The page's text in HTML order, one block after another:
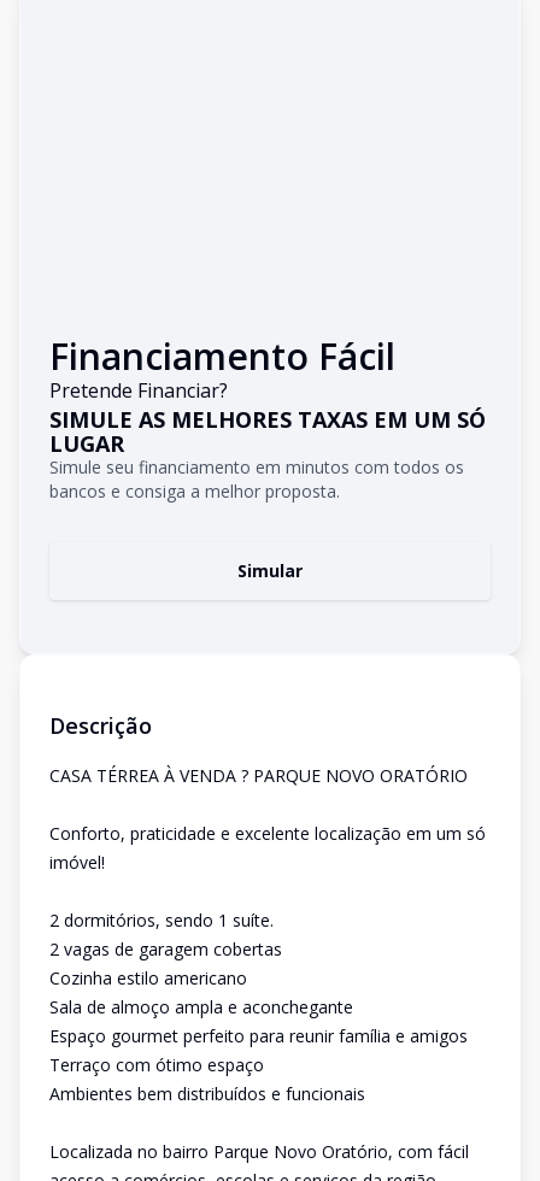
Financiamento Fácil
Pretende Financiar?
SIMULE AS MELHORES TAXAS EM UM SÓ
LUGAR
Simule seu financiamento em minutos com todos os
bancos e consiga a melhor proposta.
Simular
Descrição
CASA TÉRREA À VENDA ? PARQUE NOVO ORATÓRIO
Conforto, praticidade e excelente localização em um só
imóvel!
2 dormitórios, sendo 1 suíte.
2 vagas de garagem cobertas
Cozinha estilo americano
Sala de almoço ampla e aconchegante
Espaço gourmet perfeito para reunir família e amigos
Terraço com ótimo espaço
Ambientes bem distribuídos e funcionais
Localizada no bairro Parque Novo Oratório, com fácil